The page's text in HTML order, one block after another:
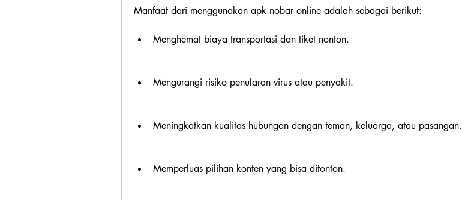
Manfaat dari menggunakan apk nobar online adalah sebagai berikut:
Menghemat biaya transportasi dan tiket nonton.
Mengurangi risiko penularan virus atau penyakit.
Meningkatkan kualitas hubungan dengan teman, keluarga, atau pasangan.
Memperluas pilihan konten yang bisa ditonton.